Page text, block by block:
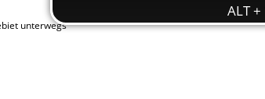
unterwegs